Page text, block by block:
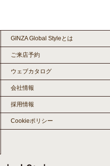
GINZA Global Styleとは
ご来店予約
ウェブカタログ
会社情報
採用情報
Cookieポリシー